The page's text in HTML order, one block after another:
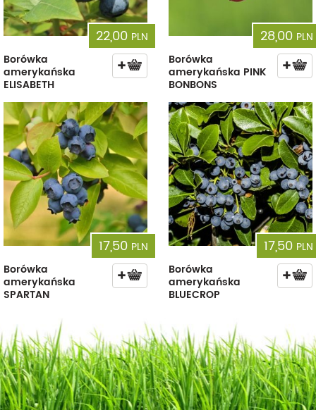
22,00 PLN
Borówka
amerykańska
ELISABETH
28,00 PLN
Borówka
amerykańska PINK
BONBONS
17,50 PLN
Borówka
amerykańska
SPARTAN
17,50 PLN
Borówka
amerykańska
BLUECROP